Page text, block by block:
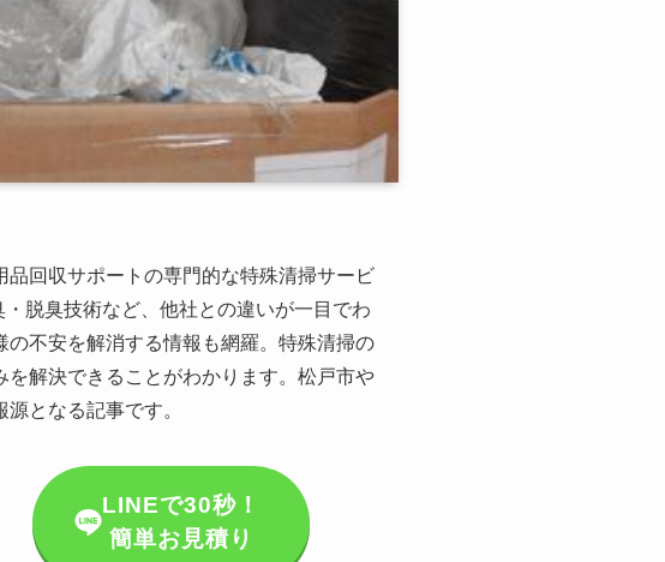
回収サポートの専門的な特殊清掃サービ
脱臭技術など、他社との違いが一目でわ
不安を解消する情報も網羅。特殊清掃の
解決できることがわかります。松戸市や
となる記事です。
LINEで30秒！
簡単お見積り